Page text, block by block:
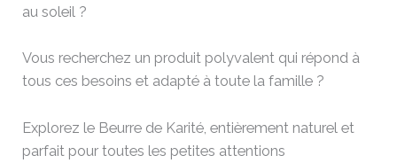
au soleil ?
Vous recherchez un produit polyvalent qui répond à
tous ces besoins et adapté à toute la famille ?
Explorez le Beurre de Karité, entièrement naturel et
parfait pour toutes les petites attentions